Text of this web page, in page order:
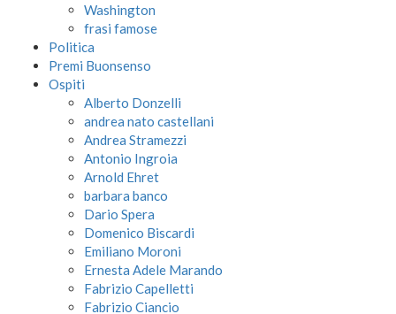
Washington
frasi famose
Politica
Premi Buonsenso
Ospiti
Alberto Donzelli
andrea nato castellani
Andrea Stramezzi
Antonio Ingroia
Arnold Ehret
barbara banco
Dario Spera
Domenico Biscardi
Emiliano Moroni
Ernesta Adele Marando
Fabrizio Capelletti
Fabrizio Ciancio